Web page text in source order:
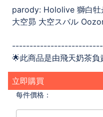
parody: Hololive 獅白
大空昴 大空スバル
🌟此商品是由飛天奶茶負
立即購買
每件價格：